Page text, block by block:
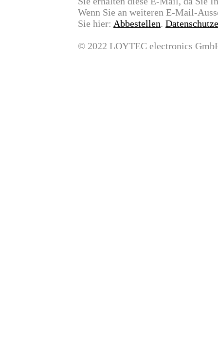
Wenn Sie an weiteren E-Mail-
Sie hier: Abbestellen.
© 2022 LOYTEC electronics